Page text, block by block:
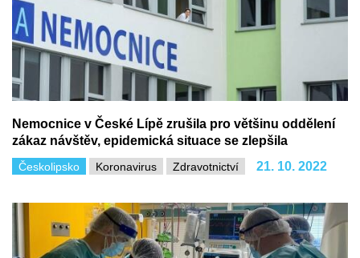
Nemocnice v České Lípě zrušila pro většinu oddělení
zákaz návštěv, epidemická situace se zlepšila
Českolipsko Koronavirus Zdravotnictví 21. 10. 2022